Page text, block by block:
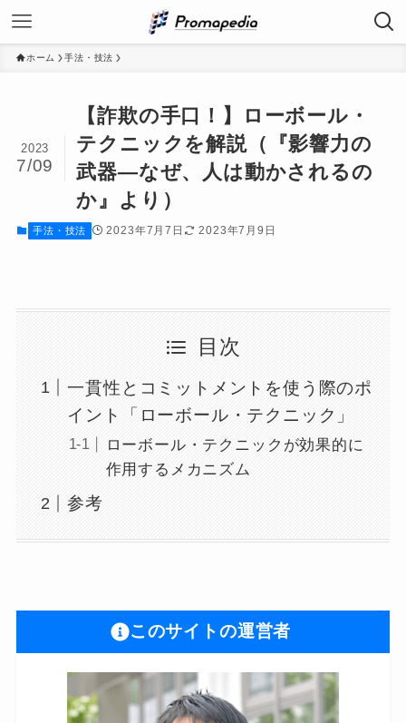
ホーム 手法・技法
【詐欺の手口！】ローボール・
テクニックを解説（『影響力の
武器―なぜ、人は動かされるの
か』より）
2023
7/09
手法・技法 2023年7月7日 2023年7月9日
目次
一貫性とコミットメントを使う際のポ
イント「ローボール・テクニック」
ローボール・テクニックが効果的に
作用するメカニズム
参考
このサイトの運営者